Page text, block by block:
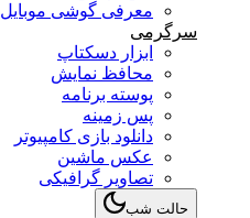
معرفی گوشی موبایل
سرگرمی
ابزار دسکتاپ
محافظ نمایش
پوسته برنامه
پس زمینه
دانلود بازی کامپیوتر
عکس ماشین
تصاویر گرافیکی
حالت شب